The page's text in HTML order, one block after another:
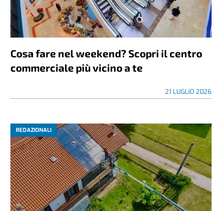
Cosa fare nel weekend? Scopri il centro
commerciale più vicino a te
21 LUGLIO 2026
REDAZIONALI